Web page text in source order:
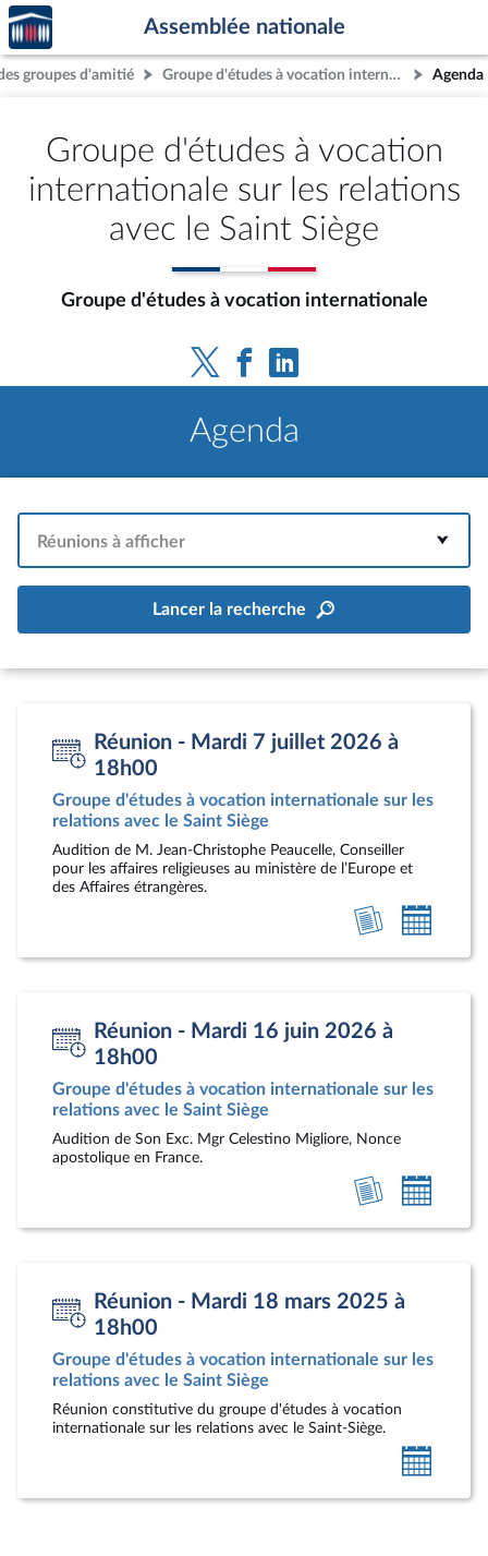
Aller au contenu
Aller en bas de la page
Accèder
à la
page
d'accueil
Assemblée nationale
groupes d'amitié Groupe d'études à vocation internationale sur les relations avec le Saint Siège Agenda
Groupe d'études à vocation
internationale sur les relations
avec le Saint Siège
Groupe d'études à vocation internationale
Agenda
Réunions à afficher
Lancer la recherche
Réunion - Mardi 7 juillet 2026 à
18h00
Groupe d'études à vocation internationale sur les
relations avec le Saint Siège
Audition de M. Jean-Christophe Peaucelle, Conseiller
pour les affaires religieuses au ministère de l’Europe et
des Affaires étrangères.
Voir
l'article
au
Réunion - Mardi 16 juin 2026 à
18h00
Groupe d'études à vocation internationale sur les
relations avec le Saint Siège
Audition de Son Exc. Mgr Celestino Migliore, Nonce
apostolique en France.
Voir
l'article
au
Réunion - Mardi 18 mars 2025 à
18h00
Groupe d'études à vocation internationale sur les
relations avec le Saint Siège
Réunion constitutive du groupe d'études à vocation
internationale sur les relations avec le Saint-Siège.
au